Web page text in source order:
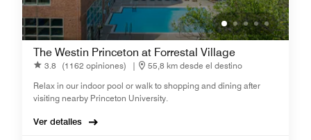
The Westin Princeton at Forrestal Village
3.8 (1162 opiniones) |
55,8 km desde el destino
Relax in our indoor pool or walk to shopping and dining after
visiting nearby Princeton University.
Ver detalles